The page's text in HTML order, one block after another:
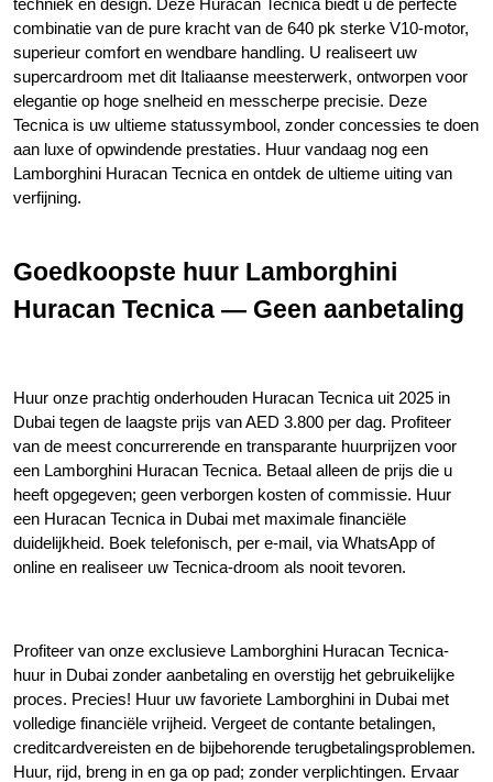
techniek en design. Deze Huracan Tecnica biedt u de perfecte
combinatie van de pure kracht van de 640 pk sterke V10-motor,
superieur comfort en wendbare handling. U realiseert uw
supercardroom met dit Italiaanse meesterwerk, ontworpen voor
elegantie op hoge snelheid en messcherpe precisie. Deze
Tecnica is uw ultieme statussymbool, zonder concessies te doen
aan luxe of opwindende prestaties. Huur vandaag nog een
Lamborghini Huracan Tecnica en ontdek de ultieme uiting van
verfijning.
Goedkoopste huur Lamborghini
Huracan Tecnica — Geen aanbetaling
Huur onze prachtig onderhouden Huracan Tecnica uit 2025 in
Dubai tegen de laagste prijs van AED 3.800 per dag. Profiteer
van de meest concurrerende en transparante huurprijzen voor
een Lamborghini Huracan Tecnica. Betaal alleen de prijs die u
heeft opgegeven; geen verborgen kosten of commissie. Huur
een Huracan Tecnica in Dubai met maximale financiële
duidelijkheid. Boek telefonisch, per e-mail, via WhatsApp of
online en realiseer uw Tecnica-droom als nooit tevoren.
Profiteer van onze exclusieve Lamborghini Huracan Tecnica-
huur in Dubai zonder aanbetaling en overstijg het gebruikelijke
proces. Precies! Huur uw favoriete Lamborghini in Dubai met
volledige financiële vrijheid. Vergeet de contante betalingen,
creditcardvereisten en de bijbehorende terugbetalingsproblemen.
Huur, rijd, breng in en ga op pad; zonder verplichtingen. Ervaar